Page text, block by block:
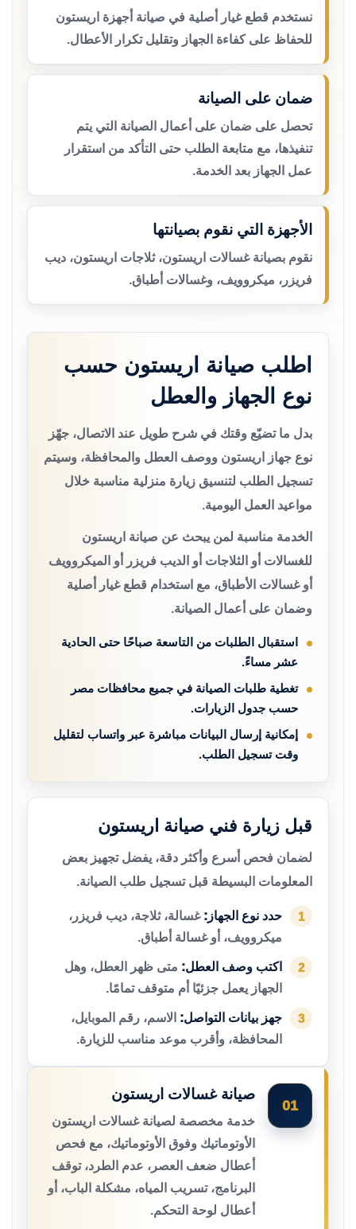
نستخدم قطع غيار أصلية في صيانة أجهزة اريستون
للحفاظ على كفاءة الجهاز وتقليل تكرار الأعطال.
ضمان على الصيانة
تحصل على ضمان على أعمال الصيانة التي يتم
تنفيذها، مع متابعة الطلب حتى التأكد من استقرار
عمل الجهاز بعد الخدمة.
الأجهزة التي نقوم بصيانتها
نقوم بصيانة غسالات اريستون، ثلاجات اريستون، ديب
فريزر، ميكروويف، وغسالات أطباق.
اطلب صيانة اريستون حسب
نوع الجهاز والعطل
بدل ما تضيّع وقتك في شرح طويل عند الاتصال، جهّز
نوع جهاز اريستون ووصف العطل والمحافظة، وسيتم
تسجيل الطلب لتنسيق زيارة منزلية مناسبة خلال
مواعيد العمل اليومية.
الخدمة مناسبة لمن يبحث عن صيانة اريستون
للغسالات أو الثلاجات أو الديب فريزر أو الميكروويف
أو غسالات الأطباق، مع استخدام قطع غيار أصلية
وضمان على أعمال الصيانة.
استقبال الطلبات من التاسعة صباحًا حتى الحادية
عشر مساءً.
تغطية طلبات الصيانة في جميع محافظات مصر
حسب جدول الزيارات.
إمكانية إرسال البيانات مباشرة عبر واتساب لتقليل
وقت تسجيل الطلب.
قبل زيارة فني صيانة اريستون
لضمان فحص أسرع وأكثر دقة، يفضل تجهيز بعض
المعلومات البسيطة قبل تسجيل طلب الصيانة.
1 حدد نوع الجهاز: غسالة، ثلاجة، ديب فريزر،
ميكروويف، أو غسالة أطباق.
2 اكتب وصف العطل: متى ظهر العطل، وهل
الجهاز يعمل جزئيًا أم متوقف تمامًا.
3 جهز بيانات التواصل: الاسم، رقم الموبايل،
المحافظة، وأقرب موعد مناسب للزيارة.
01
صيانة غسالات اريستون
خدمة مخصصة لصيانة غسالات اريستون
الأوتوماتيك وفوق الأوتوماتيك، مع فحص
أعطال ضعف العصر، عدم الطرد، توقف
البرنامج، تسريب المياه، مشكلة الباب، أو
أعطال لوحة التحكم.